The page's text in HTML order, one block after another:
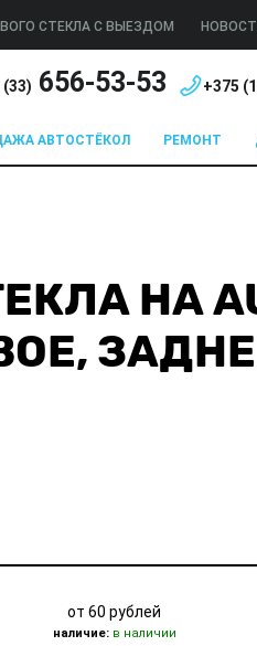
СТЕКЛА С ВЫЕЗДОМ
(33) 656-53-53 +375 (
АВТОСТЁКОЛ РЕМОНТ
НА
от 60 рублей
наличие:в наличии